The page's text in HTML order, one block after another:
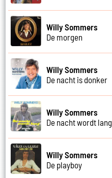
Willy Sommers
De morgen
Willy Sommers
De nacht is donker
Willy Sommers
De nacht wordt lang
Willy Sommers
De playboy